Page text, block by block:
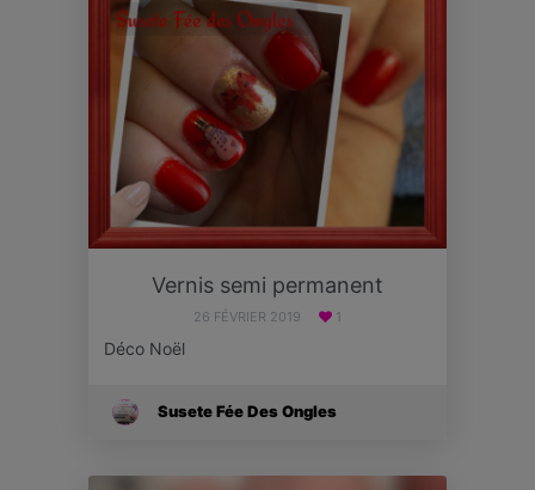
Vernis semi permanent
26 FÉVRIER 2019 1
Déco Noël
Susete Fée Des Ongles